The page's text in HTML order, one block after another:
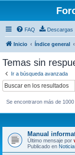
FAQ Descargas
Inicio Índice general
Temas sin
Ir a búsqueda avanzada
Se encontraron más de
Manual
Último mensaje por
Publicado en